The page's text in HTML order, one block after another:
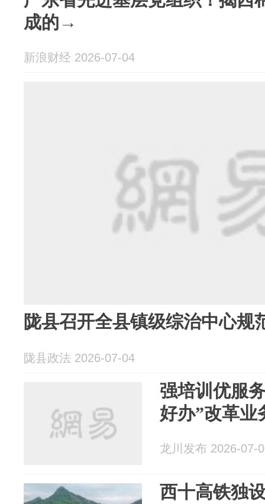
成的→
新浪财经 2026-07-04
陇县召开全县镇级综治中心规
陇县政法 2026-07-04
强培训优服
好办”改革业
龙川发布 2026-07-
西十高铁独